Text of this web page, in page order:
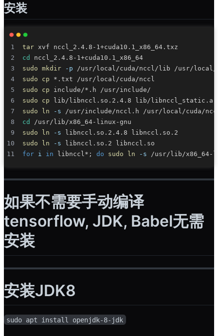
安装
tar
cd
sudo mkdir
-p
sudo
cp
sudo
cp
sudo
cp
sudo
ln
-s
cd
sudo
ln -s
sudo
ln -s
for i in libnccl* ; do sudo ln -s /usr/lib/x86_64-
如果不需要手动编译
tensorflow, JDK, Babel无需
安装
安装JDK8
sudo apt install openjdk-8-jdk